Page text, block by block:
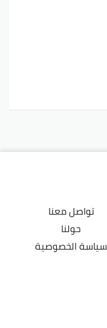
تواصل معنا
حولنا
سياسة الخصوصية